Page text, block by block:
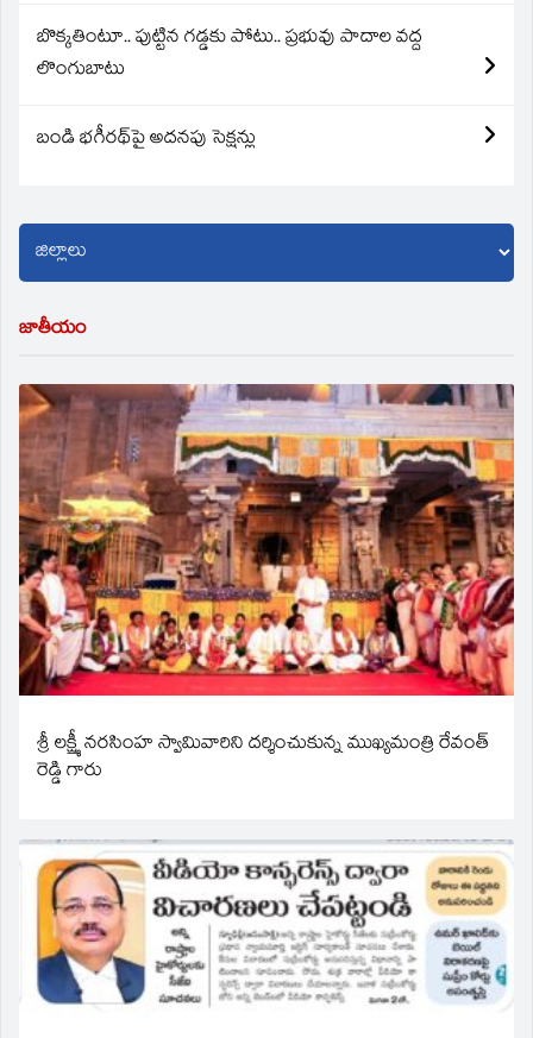
బొక్కతింటూ.. పుట్టిన గడ్డకు పోటు.. ప్రభువు పాదాల వద్ద
లొంగుబాటు
బండి భగీరథ్‌పై అదనపు సెక్షన్లు
జాతీయం
శ్రీ లక్ష్మీ నరసింహ స్వామివారిని దర్శించుకున్న ముఖ్యమంత్రి రేవంత్
రెడ్డి గారు